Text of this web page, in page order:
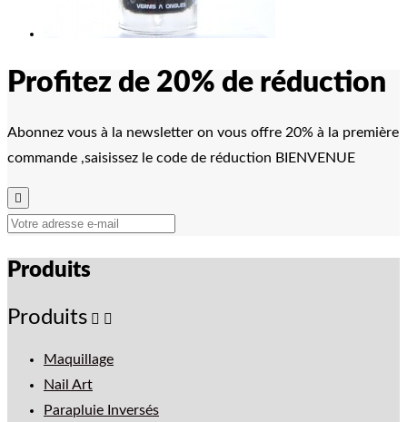
Profitez de 20% de réduction
Abonnez vous à la newsletter on vous offre 20% à la première
commande ,saisissez le code de réduction BIENVENUE

Produits
Produits
Maquillage
Nail Art
Parapluie Inversés